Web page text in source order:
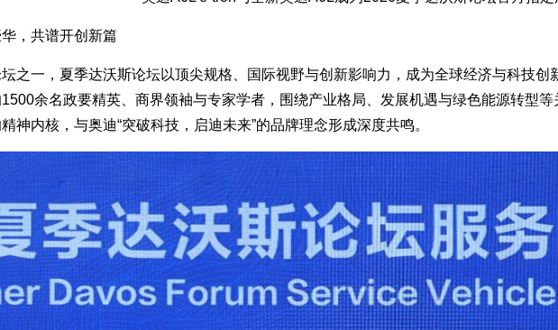
，共谱开创新篇
之一，夏季达沃斯论坛以顶尖规格、国际视野与创新影响力，成为全球经济与科技创
余名政要精英、商界领袖与专家学者，围绕产业格局、发展机遇与绿色能源转型
神内核，与奥迪“突破科技，启迪未来”的品牌理念形成深度共鸣。